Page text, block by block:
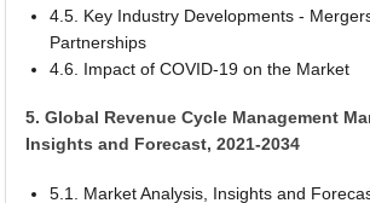
4.5. Key Industry Developments -
Partnerships
4.6. Impact of COVID-19 on the Market
5. Global Revenue Cycle Management
Insights and Forecast, 2021-2034
5.1. Market Analysis, Insights and